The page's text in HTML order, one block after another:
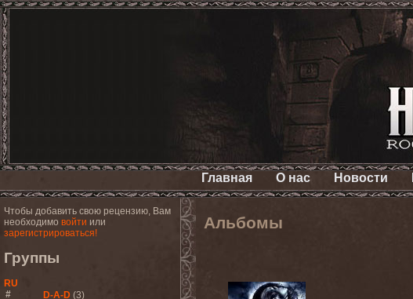
Главная О нас Новости
Чтобы добавить свою рецензию, Вам
необходимо войти или
зарегистрироваться!
Группы
RU
#
D-A-D (3)
Альбомы